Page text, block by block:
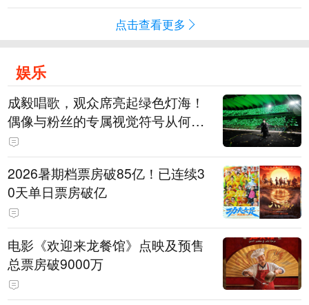
点击查看更多
娱乐
成毅唱歌，观众席亮起绿色灯海！
偶像与粉丝的专属视觉符号从何而
来
2026暑期档票房破85亿！已连续3
0天单日票房破亿
电影《欢迎来龙餐馆》点映及预售
总票房破9000万